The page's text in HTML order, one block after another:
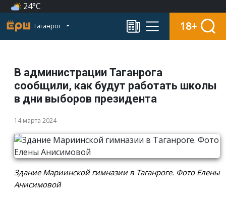
24°C
Таганрог 18+
В администрации Таганрога
сообщили, как будут работать школы
в дни выборов президента
14 марта 2024
Здание Мариинской гимназии в Таганроге. Фото Елены
Анисимовой